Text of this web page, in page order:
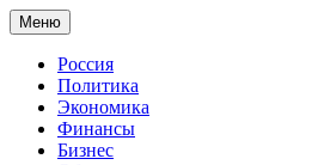
Меню
Россия
Политика
Экономика
Финансы
Бизнес